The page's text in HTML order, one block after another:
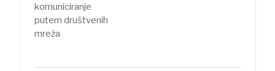
komuniciranje
putem društvenih
mreža